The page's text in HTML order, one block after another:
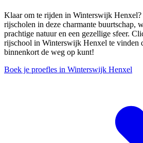
Klaar om te rijden in Winterswijk Henxel?
rijscholen in deze charmante buurtschap,
prachtige natuur en een gezellige sfeer.
rijschool in Winterswijk Henxel te vinden
binnenkort de weg op kunt!
Boek je proefles in Winterswijk Henxel